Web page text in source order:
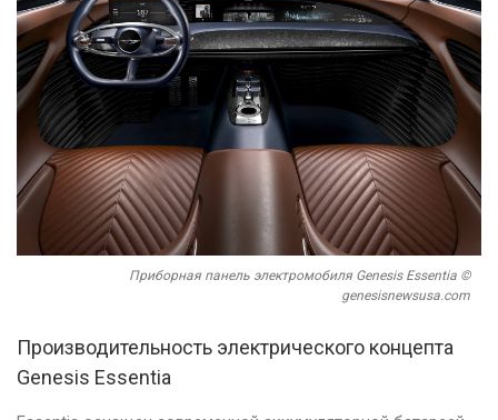
Приборная панель электромобиля Genesis Essentia ©
genesisnewsusa.com
Производительность электрического концепта
Genesis Essentia